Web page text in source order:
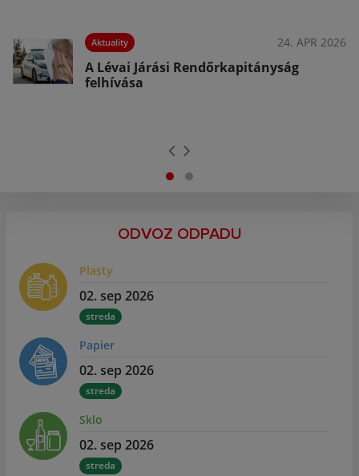
Aktuality 24. APR 2026
A Lévai Járási Rendőrkapitányság
felhívása
ODVOZ ODPADU
Plasty
02. sep 2026
streda
Papier
02. sep 2026
streda
Sklo
02. sep 2026
streda